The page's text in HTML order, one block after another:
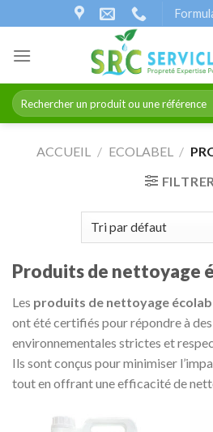
au
contenu
Recherche
pour :
ACCUEIL / ECOLABEL /
FILTRER
Produits de nettoyage
Les produits de nettoyage
ont été certifiés pour répondre à
environnementales strictes et
Ils sont conçus pour minimiser
tout en offrant une efficacité de